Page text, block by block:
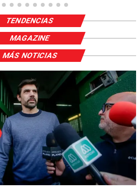
TENDENCIAS
MAGAZINE
MÁS NOTICIAS